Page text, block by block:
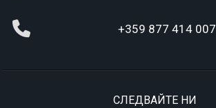
+359 877 414 007
СЛЕДВАЙТЕ НИ